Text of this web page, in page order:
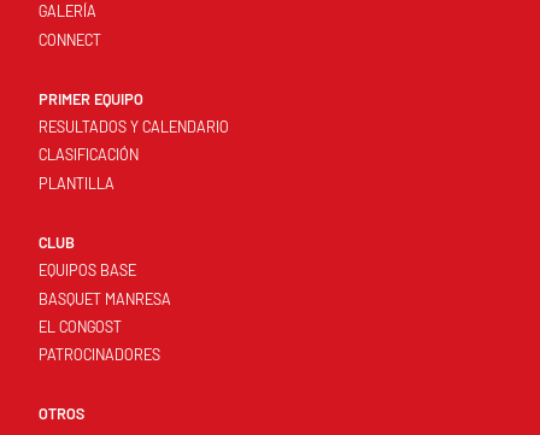
GALERÍA
CONNECT
PRIMER EQUIPO
RESULTADOS Y CALENDARIO
CLASIFICACIÓN
PLANTILLA
CLUB
EQUIPOS BASE
BASQUET MANRESA
EL CONGOST
PATROCINADORES
OTROS